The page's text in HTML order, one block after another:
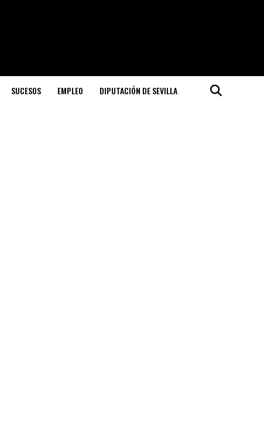
SUCESOS EMPLEO DIPUTACIÓN DE SEVILLA